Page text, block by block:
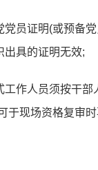
员证明(或预备
出具的证明无效;
作人员须按干部
于现场资格复审时